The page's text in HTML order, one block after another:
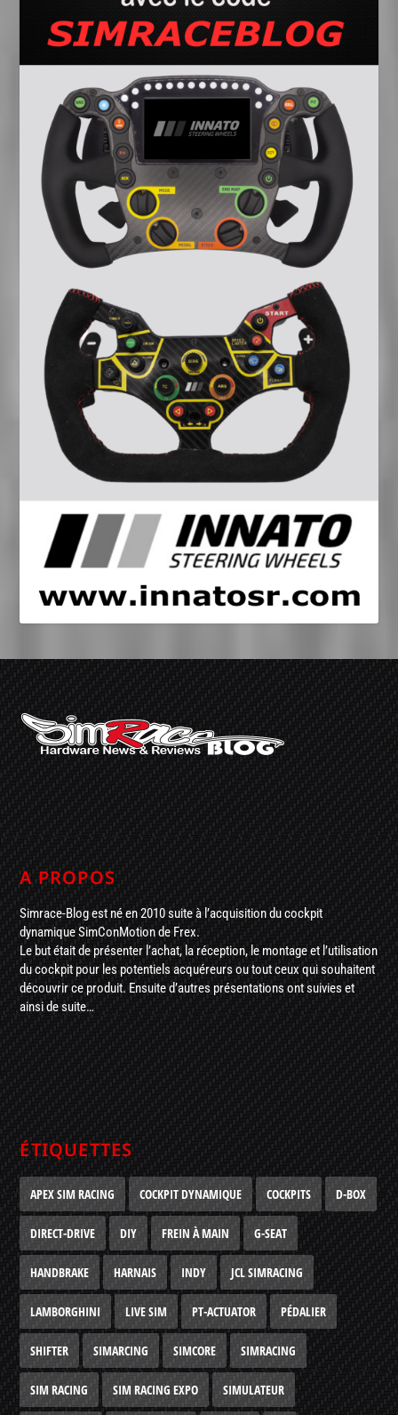
A PROPOS
Simrace-Blog est né en 2010 suite à l’acquisition du cockpit
dynamique SimConMotion de Frex.
Le but était de présenter l’achat, la réception, le montage et l’utilisation
du cockpit pour les potentiels acquéreurs ou tout ceux qui souhaitent
découvrir ce produit. Ensuite d’autres présentations ont suivies et
ainsi de suite…
ÉTIQUETTES
APEX SIM RACING COCKPIT DYNAMIQUE COCKPITS D-BOX
DIRECT-DRIVE DIY FREIN À MAIN G-SEAT
HANDBRAKE HARNAIS INDY JCL SIMRACING
LAMBORGHINI LIVE SIM PT-ACTUATOR PÉDALIER
SHIFTER SIMARCING SIMCORE SIMRACING
SIM RACING SIM RACING EXPO SIMULATEUR